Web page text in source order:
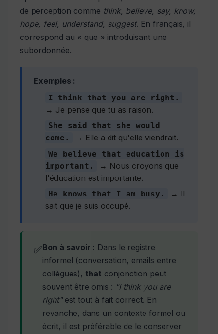
de perception comme think, believe, say, know,
hope, feel, understand, suggest. En français, il
correspond au « que » introduisant une
subordonnée.
Exemples :
I think that you are right.
→ Je pense que tu as raison.
She said that she would
come.
→ Elle a dit qu'elle viendrait.
We believe that education is
important.
→ Nous croyons que
l'éducation est importante.
He knows that I am busy.
→ Il
sait que je suis occupé.
✅Bon à savoir : Dans le registre
informel (conversation, emails entre
collègues), that conjonction peut
souvent être omis : "I think you are
right"est tout à fait correct. En
revanche, dans un contexte formel ou
écrit, il est préférable de le conserver